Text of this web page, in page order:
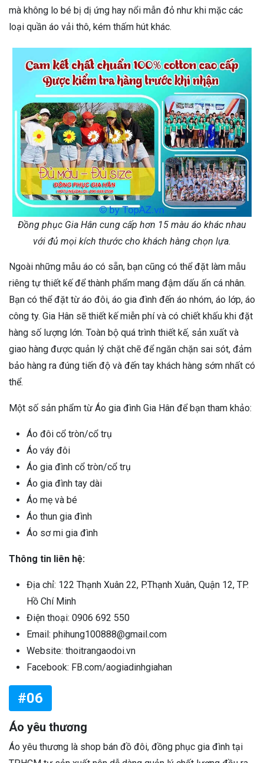
mà không lo bé bị dị ứng hay nổi mẫn đỏ như khi mặc các
loại quần áo vải thô, kém thấm hút khác.
Đồng phục Gia Hân cung cấp hơn 15 màu áo khác nhau
với đủ mọi kích thước cho khách hàng chọn lựa.
Ngoài những mẫu áo có sẵn, bạn cũng có thể đặt làm mẫu
riêng tự thiết kế để thành phẩm mang đậm dấu ấn cá nhân.
Bạn có thể đặt từ áo đôi, áo gia đình đến áo nhóm, áo lớp, áo
công ty. Gia Hân sẽ thiết kế miễn phí và có chiết khấu khi đặt
hàng số lượng lớn. Toàn bộ quá trình thiết kế, sản xuất và
giao hàng được quản lý chặt chẽ để ngăn chặn sai sót, đảm
bảo hàng ra đúng tiến độ và đến tay khách hàng sớm nhất có
thể.
Một số sản phẩm từ Áo gia đình Gia Hân để bạn tham khảo:
Áo đôi cổ tròn/cổ trụ
Áo váy đôi
Áo gia đình cổ tròn/cổ trụ
Áo gia đình tay dài
Áo mẹ và bé
Áo thun gia đình
Áo sơ mi gia đình
Thông tin liên hệ:
Địa chỉ: 122 Thạnh Xuân 22, P.Thạnh Xuân, Quận 12, TP.
Hồ Chí Minh
Điện thoại: 0906 692 550
Email: phihung100888@gmail.com
Website: thoitrangaodoi.vn
Facebook: FB.com/aogiadinhgiahan
#06
Áo yêu thương
Áo yêu thương là shop bán đồ đôi, đồng phục gia đình tại